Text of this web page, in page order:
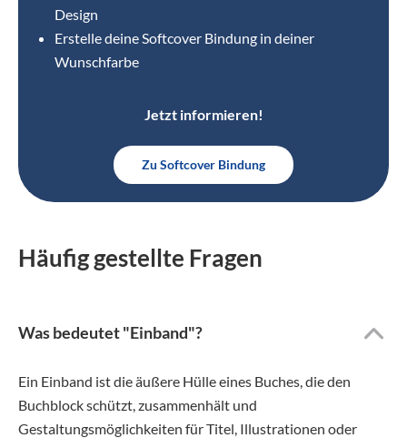
Design
Erstelle deine Softcover Bindung in deiner
Wunschfarbe
Jetzt informieren!
Zu Softcover Bindung
Häufig gestellte Fragen
Was bedeutet "Einband"?
Ein Einband ist die äußere Hülle eines Buches, die den
Buchblock schützt, zusammenhält und
Gestaltungsmöglichkeiten für Titel, Illustrationen oder